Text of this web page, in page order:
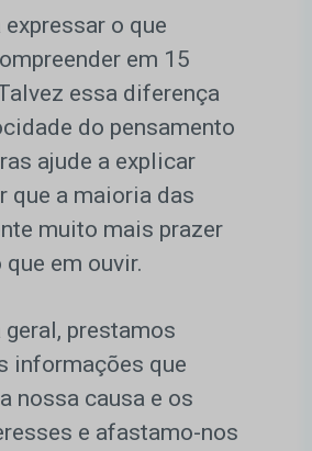
o que
em 15
essa diferença
do pensamento
ajude a explicar
que a maioria das
muito mais prazer
em ouvir.
geral, prestamos
informações que
nossa causa e os
e afastamo-nos